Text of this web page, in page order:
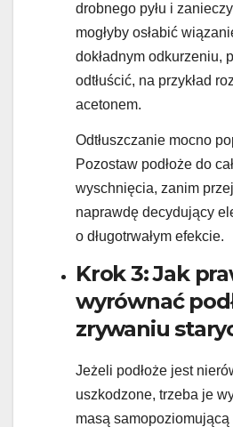
drobnego pyłu i
mogłyby osłabić
dokładnym odkurzeniu,
odtłuścić, na przykład
acetonem.
Odtłuszczanie mocno
Pozostaw podłoże do
wyschnięcia, zanim
naprawdę decydujący
o długotrwałym efekcie.
Krok 3: Jak
wyrównać
zrywaniu
Jeżeli podłoże jest
uszkodzone, trzeba je
masą